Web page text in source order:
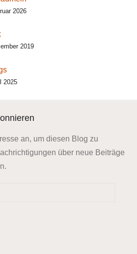
2026
2019
2025
an, um diesen Blog zu
über neue Beiträge